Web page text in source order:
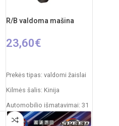
R/B valdoma mašina
23,60€
Prekės tipas: valdomi žaislai
Kilmės šalis: Kinija
Automobilio išmatavimai: 31
x 15 x 12 cm